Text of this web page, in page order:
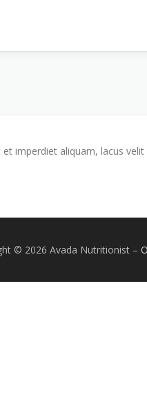
imperdiet aliquam, lacus
© 2026 Avada Nutritionist –